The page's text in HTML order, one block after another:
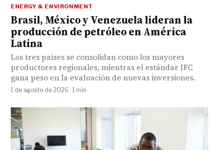
ENERGY & ENVIRONMENT
Brasil, México y Venezuela lideran la
producción de petróleo en América
Latina
Los tres países se consolidan como los mayores
productores regionales, mientras el estándar IFC
gana peso en la evaluación de nuevas inversiones.
1 de agosto de 2026 · 1 min